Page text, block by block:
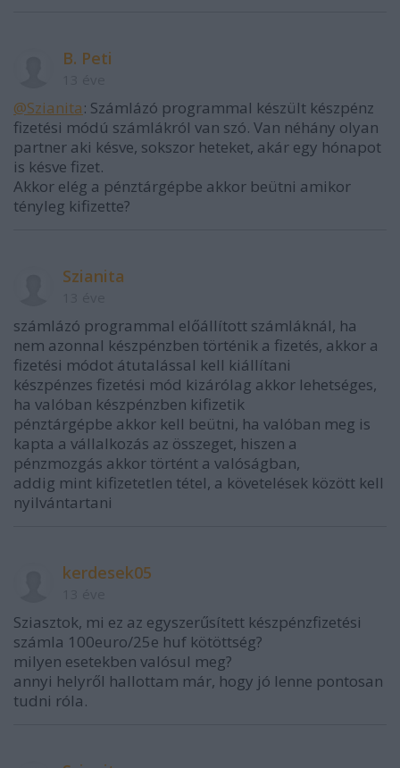
B. Peti
@Szianita: Számlázó programmal készült készpénz
fizetési módú számlákról van szó. Van néhány olyan
partner aki késve, sokszor heteket, akár egy hónapot
is késve fizet.
Akkor elég a pénztárgépbe akkor beütni amikor
tényleg kifizette?
Szianita
számlázó programmal előállított számláknál, ha
nem azonnal készpénzben történik a fizetés, akkor a
fizetési módot átutalással kell kiállítani
készpénzes fizetési mód kizárólag akkor lehetséges,
ha valóban készpénzben kifizetik
pénztárgépbe akkor kell beütni, ha valóban meg is
kapta a vállalkozás az összeget, hiszen a
pénzmozgás akkor történt a valóságban,
addig mint kifizetetlen tétel, a követelések között kell
nyilvántartani
kerdesek05
Sziasztok, mi ez az egyszerűsített készpénzfizetési
számla 100euro/25e huf kötöttség?
milyen esetekben valósul meg?
annyi helyről hallottam már, hogy jó lenne pontosan
tudni róla.